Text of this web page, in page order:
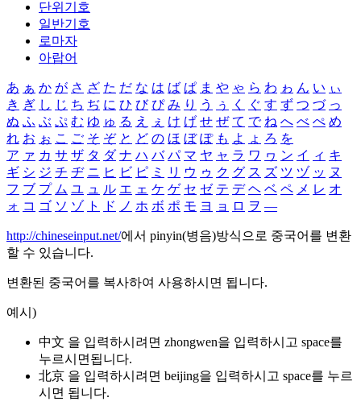
단위기호
일반기호
로마자
아랍어
あ ぁ か が さ ざ た だ な は ば ぱ ま や ゃ ら わ ゎ ん い ぃ
き ぎ し じ ち ぢ に ひ び ぴ み り う ぅ く ぐ す ず つ づ っ
ぬ ふ ぶ ぷ む ゆ ゅ る え ぇ け げ せ ぜ て で ね へ べ ぺ め
れ お ぉ こ ご そ ぞ と ど の ほ ぼ ぽ も よ ょ ろ を
ア ァ カ サ ザ タ ダ ナ ハ バ パ マ ヤ ャ ラ ワ ヮ ン イ ィ キ
ギ シ ジ チ ヂ ニ ヒ ビ ピ ミ リ ウ ゥ ク グ ス ズ ツ ヅ ッ ヌ
フ ブ プ ム ユ ュ ル エ ェ ケ ゲ セ ゼ テ デ ヘ ベ ペ メ レ オ
ォ コ ゴ ソ ゾ ト ド ノ ホ ボ ポ モ ヨ ョ ロ ヲ ―
http://chineseinput.net/에서 pinyin(병음)방식으로 중국어를 변환
할 수 있습니다.
변환된 중국어를 복사하여 사용하시면 됩니다.
예시)
中文 을 입력하시려면 zhongwen을 입력하시고 space를
누르시면됩니다.
北京 을 입력하시려면 beijing을 입력하시고 space를 누르
시면 됩니다.